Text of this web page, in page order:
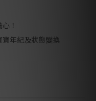
！
年紀及狀態變換